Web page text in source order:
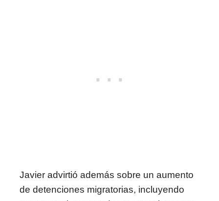
Javier advirtió además sobre un aumento
de detenciones migratorias, incluyendo